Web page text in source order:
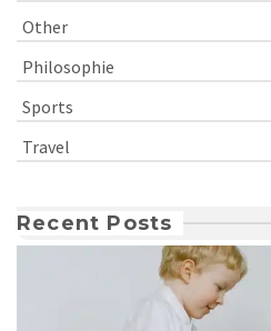
Other
Philosophie
Sports
Travel
Recent Posts